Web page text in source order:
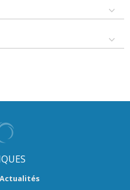
Actualités